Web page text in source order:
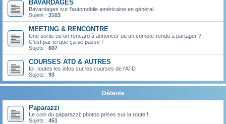
BAVARDAGES
Bavardages sur l'automobile américaine en général.
Sujets : 3103
MEETING & RENCONTRE
Une sortie ou un rencard à annoncer ou un compte-rendu à partager ?
C'est par ici que ça se passe !
Sujets : 607
COURSES ATD & AUTRES
Ici, toutes les infos sur les courses de l'ATD
Sujets : 93
Détente
Paparazzi
Le coin du paparazzi: photos prises sur la route !
Sujets : 451